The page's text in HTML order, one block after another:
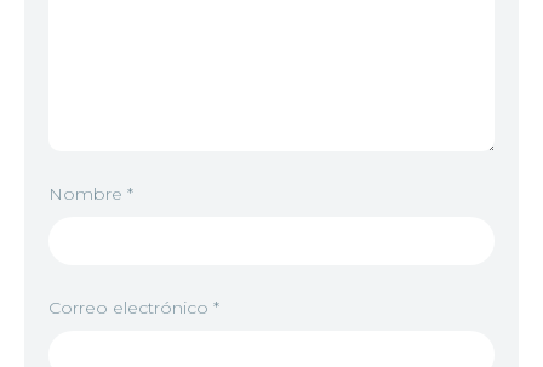
Nombre *
Correo electrónico *